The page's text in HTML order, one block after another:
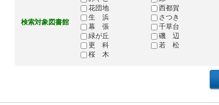
検索対象図書館
花団地
西都賀
生 浜
さつき
幕 張
千草台
緑が丘
磯 辺
更 科
若 松
桜 木